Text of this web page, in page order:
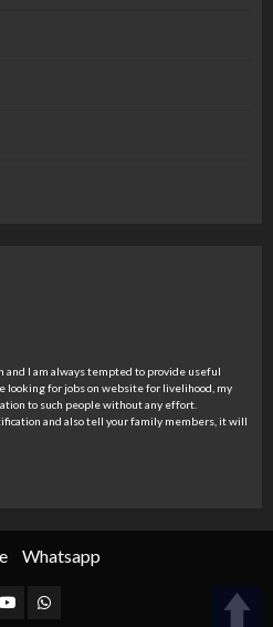
and I am always tempted to provide useful
looking for jobs on website for livelihood, my
to such people without any effort.
and also tell your family members, it will
Whatsapp
YouTubeWhatsapp